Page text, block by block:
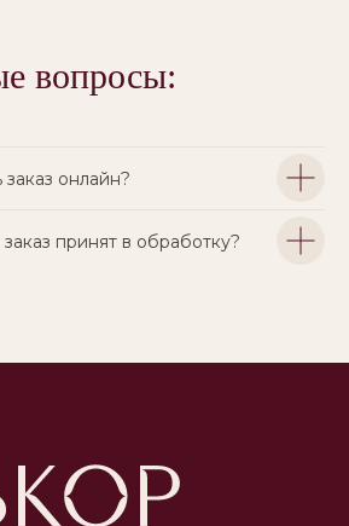
вопросы:
онлайн?
принят в обработку?